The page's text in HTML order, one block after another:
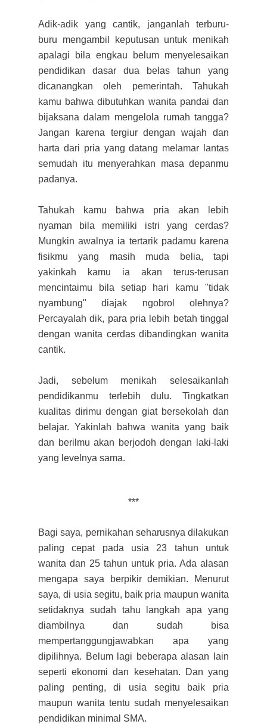
Adik-adik yang cantik, janganlah terburu-
buru mengambil keputusan untuk menikah
apalagi bila engkau belum menyelesaikan
pendidikan dasar dua belas tahun yang
dicanangkan oleh pemerintah. Tahukah
kamu bahwa dibutuhkan wanita pandai dan
bijaksana dalam mengelola rumah tangga?
Jangan karena tergiurdengan wajah dan
harta dari pria yang datang melamar lantas
semudah itu menyerahkan masa depanmu
padanya.
Tahukah kamu bahwa pria akan lebih
nyaman bila memiliki istri yang cerdas?
Mungkin awalnya ia tertarik padamu karena
fisikmu yang masih muda belia, tapi
yakinkah kamu ia akan terus-terusan
mencintaimu bila setiap hari kamu "tidak
nyambung" diajak ngobrol olehnya?
Percayalah dik, para pria lebih betah tinggal
dengan wanita cerdas dibandingkan wanita
cantik.
Jadi, sebelum menikah selesaikanlah
pendidikanmu terlebih dulu. Tingkatkan
kualitas dirimu dengan giat bersekolah dan
belajar. Yakinlah bahwa wanita yang baik
dan berilmu akan berjodoh dengan laki-laki
yang levelnya sama.
***
Bagi saya, pernikahan seharusnya dilakukan
paling cepat pada usia 23 tahun untuk
wanita dan 25 tahun untuk pria. Ada alasan
mengapa saya berpikir demikian. Menurut
saya, di usia segitu, baik pria maupun wanita
setidaknya sudah tahu langkah apa yang
diambilnya dan sudah bisa
mempertanggungjawabkan apa yang
dipilihnya. Belum lagi beberapa alasan lain
seperti ekonomi dan kesehatan. Dan yang
paling penting, di usia segitu baik pria
maupun wanita tentu sudah menyelesaikan
pendidikan minimal SMA.